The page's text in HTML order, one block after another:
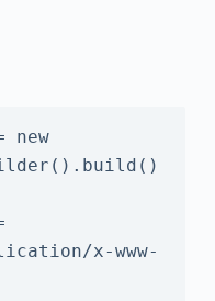
new
x-www-